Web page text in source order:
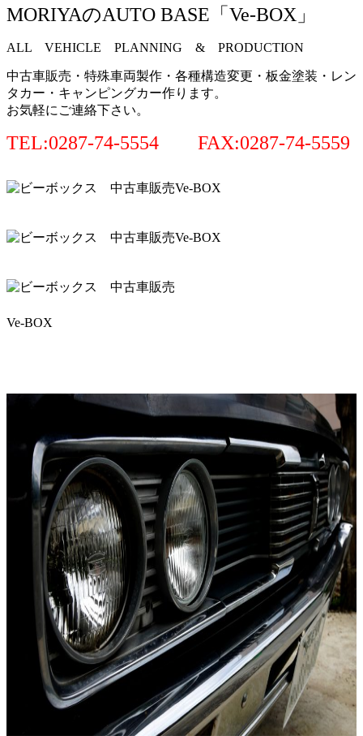
MORIYAのAUTO BASE「Ve-BOX」
ALL VEHICLE PLANNING & PRODUCTION
中古車販売・特殊車両製作・各種構造変更・板金塗装・レン
タカー・キャンピングカー作ります。
お気軽にご連絡下さい。
TEL:0287-74-5554 FAX:0287-74-5559
Ve-BOX
Ve-BOX
Ve-BOX